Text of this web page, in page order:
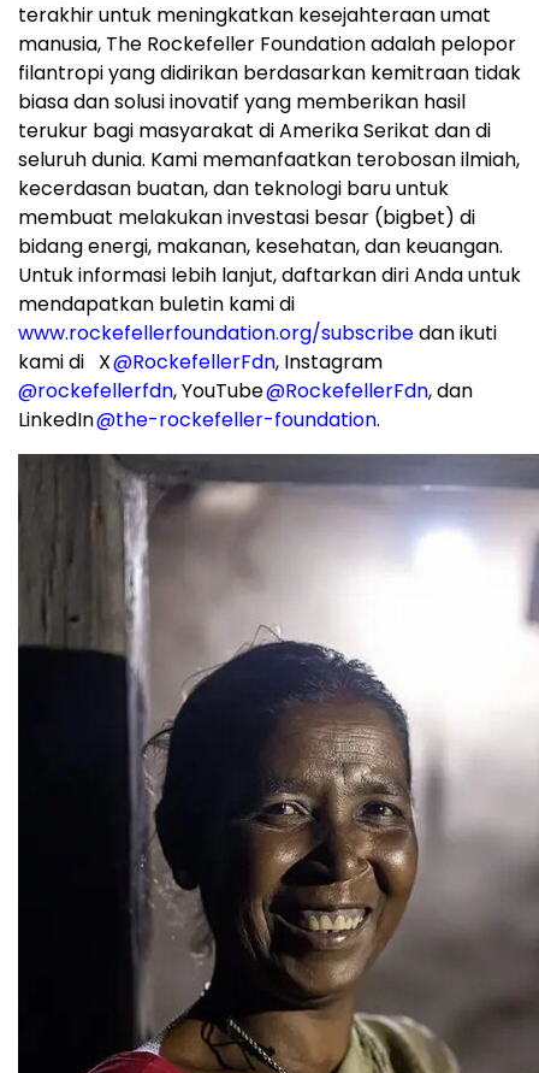
terakhir untuk meningkatkan kesejahteraan umat
manusia, The Rockefeller Foundation adalah pelopor
filantropi yang didirikan berdasarkan kemitraan tidak
biasa dan solusi inovatif yang memberikan hasil
terukur bagi masyarakat di Amerika Serikat dan di
seluruh dunia. Kami memanfaatkan terobosan ilmiah,
kecerdasan buatan, dan teknologi baru untuk
membuat melakukan investasi besar (bigbet) di
bidang energi, makanan, kesehatan, dan keuangan.
Untuk informasi lebih lanjut, daftarkan diri Anda untuk
mendapatkan buletin kami di
www.rockefellerfoundation.org/subscribedan ikuti
kami di X@RockefellerFdn, Instagram
@rockefellerfdn, YouTube@RockefellerFdn, dan
LinkedIn@the-rockefeller-foundation.